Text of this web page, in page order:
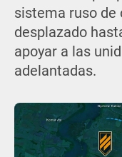
sistema ruso de
desplazado
apoyar a las
adelantadas.